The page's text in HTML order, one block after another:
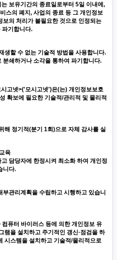
보유기간의 종료일로부터 5일 이내에,
스의 폐지, 사업의 종료 등 그 개인정보
의 처리가 불필요한 것으로 인정되는
파기합니다.
생할 수 없는 기술적 방법을 사용합니다.
쇄하거나 소각을 통하여 파기합니다.
고넷>('모시고넷')은(는) 개인정보보호
확보에 필요한 기술적/관리적 및 물리적
해 정기적(분기 1회)으로 자체 감사를 실
육
담당자에 한정시켜 최소화 하여 개인정
니다.
관리계획을 수립하고 시행하고 있습니
퓨터 바이러스 등에 의한 개인정보 유
램을 설치하고 주기적인 갱신·점검을 하
시스템을 설치하고 기술적/물리적으로